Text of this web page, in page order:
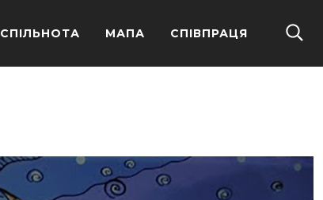
СПІЛЬНОТА МАПА СПІВПРАЦЯ